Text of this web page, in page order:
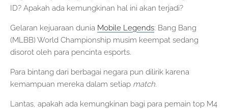
ID? Apakah ada kemungkinan hal ini akan terjadi?
Gelaran kejuaraan dunia Mobile Legends: Bang Bang
(MLBB) World Championship musim keempat sedang
disorot oleh para pencinta esports.
Para bintang dari berbagai negara pun dilirik karena
kemampuan mereka dalam setiap match.
Lantas, apakah ada kemungkinan bagi para pemain top M4